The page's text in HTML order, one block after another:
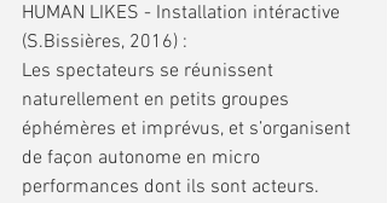
HUMAN LIKES - Installation intéractive
(S.Bissières, 2016) :
Les spectateurs se réunissent
naturellement en petits groupes
éphémères et imprévus, et s’organisent
de façon autonome en micro
performances dont ils sont acteurs.